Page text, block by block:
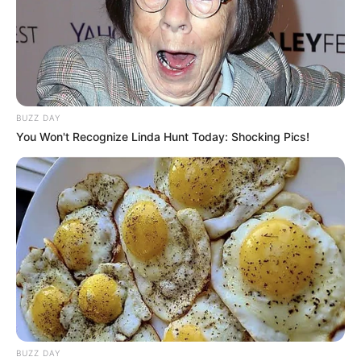
Siapa Kim Ok Vin ?
Dia adalah aktris dan penulis naskah kelahiran Suncheon, Korea
Selatan..
Siapa nama asli Kim Ok Vin?
Nama aslinya adalah Kim Ok Vin.
Apa yang membuat Kim Ok Vinmenjadi terkenal?
Dia terkenal karena bermain di film berjudulThirst(2009).
Kim Ok Vin asalnya dari mana?
Dia berasal dari Suncheon, Korea Selatan.
Berapa umur Kim Ok Vin?
Dia lahir pada tahun 1987, dan berusia 36 tahun pada tahun 2023.
Kapan Kim Ok Vinmerayakan ulang tahunnya?
BUZZ DAY
You Won't Recognize Linda Hunt Today: Shocking Pics!
BUZZ DAY